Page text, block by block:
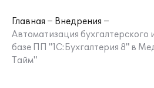
Главная
Внедрения
Автоматизация бухгалтерского
базе ПП "1С:Бухгалтерия 8" в
Тайм"